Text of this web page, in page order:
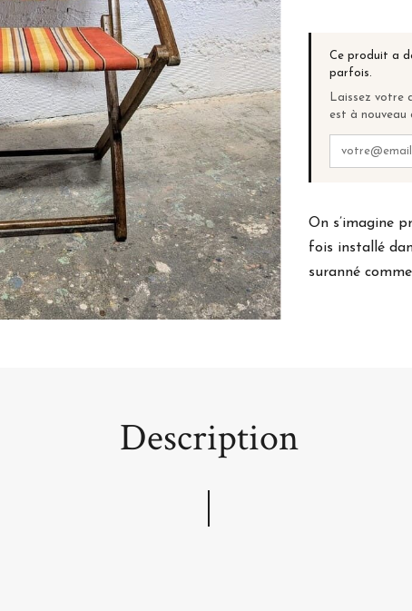
Ce produit a
parfois.
Laissez votre
est à nouveau
On s’imagine
fois installé
suranné
Description